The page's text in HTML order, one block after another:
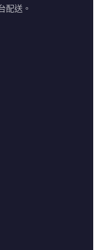
配送。